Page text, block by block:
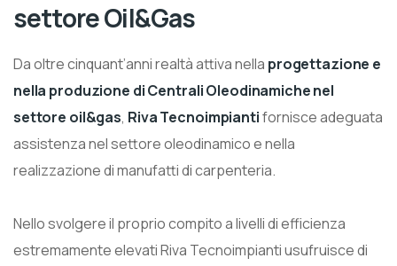
settore Oil&Gas
Da oltre cinquant’anni realtà attiva nella progettazione e
nella produzione di Centrali Oleodinamiche nel
settore oil&gas, Riva Tecnoimpiantifornisce adeguata
assistenza nel settore oleodinamico e nella
realizzazione di manufatti di carpenteria.
Nello svolgere il proprio compito a livelli di efficienza
estremamente elevati Riva Tecnoimpianti usufruisce di